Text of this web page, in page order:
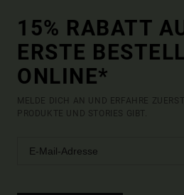
15% RABATT
ERSTE
ONLINE*
MELDE DICH AN UND ERFAHRE
PRODUKTE UND STORIES GIBT.